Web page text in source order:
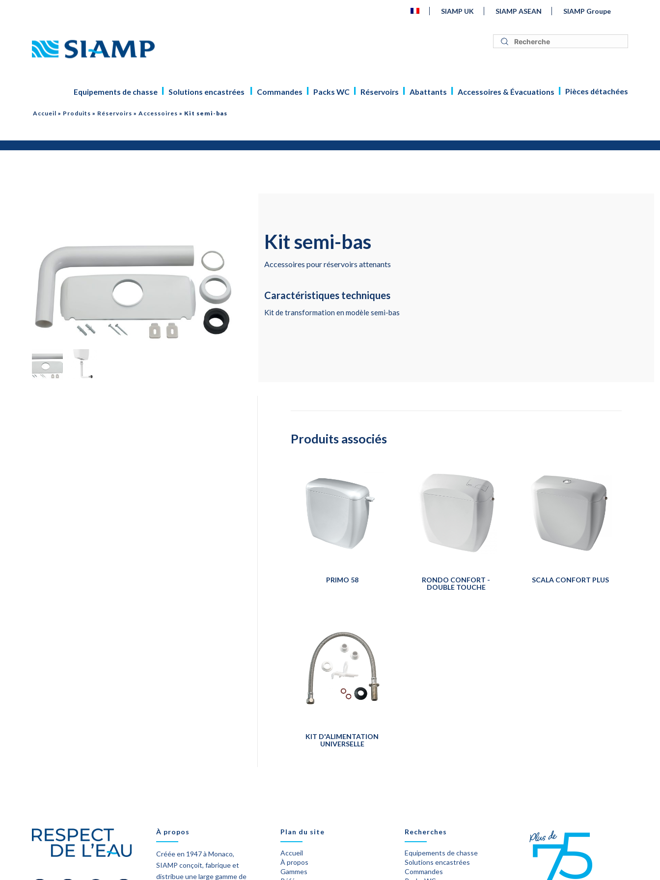
SIAMP UK SIAMP ASEAN SIAMP Groupe
Equipements de chasse Solutions encastrées Commandes Packs WC Réservoirs Abattants Accessoires & Évacuations Pièces détachées
Accueil » Produits » Réservoirs » Accessoires » Kit semi-bas
Kit semi-bas
Accessoires pour réservoirs attenants
Caractéristiques techniques
Kit de transformation en modèle semi-bas
Produits associés
PRIMO 58
RONDO CONFORT -
DOUBLE TOUCHE
SCALA CONFORT PLUS
KIT D'ALIMENTATION
UNIVERSELLE
À propos
Créée en 1947 à Monaco,
SIAMP conçoit, fabrique et
distribue une large gamme de
Plan du site
Accueil
À propos
Gammes
Recherches
Equipements de chasse
Solutions encastrées
Commandes